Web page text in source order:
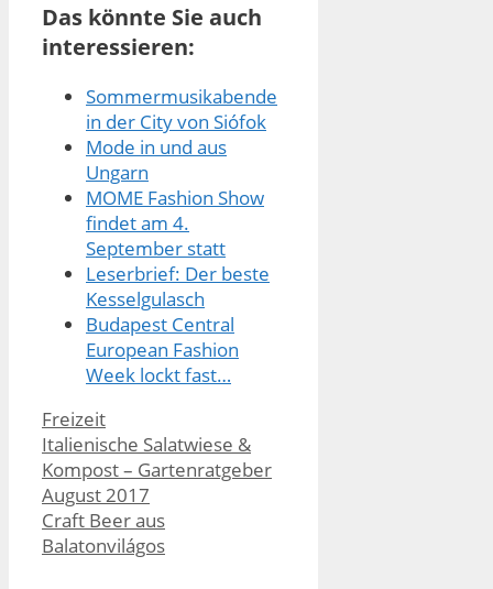
Das könnte Sie auch
interessieren:
Sommermusikabende
in der City von Siófok
Mode in und aus
Ungarn
MOME Fashion Show
findet am 4.
September statt
Leserbrief: Der beste
Kesselgulasch
Budapest Central
European Fashion
Week lockt fast…
Kategorien
Freizeit
Italienische Salatwiese &
Kompost – Gartenratgeber
August 2017
Craft Beer aus
Balatonvilágos